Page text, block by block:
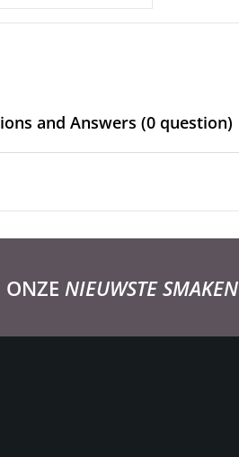
and Answers (0 question)
NIEUWSTE SMAKEN